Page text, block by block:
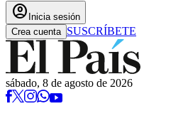
account_circle Inicia sesión
Crea cuenta SUSCRÍBETE
sábado, 8 de agosto de 2026